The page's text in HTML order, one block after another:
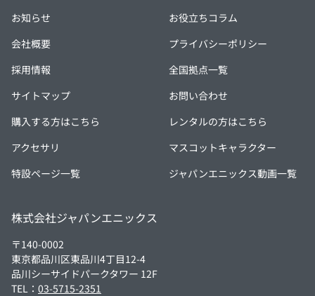
お知らせ
お役立ちコラム
会社概要
プライバシーポリシー
採用情報
全国拠点一覧
サイトマップ
お問い合わせ
購入する方はこちら
レンタルの方はこちら
アクセサリ
マスコットキャラクター
特設ページ一覧
ジャパンエニックス動画一覧
株式会社ジャパンエニックス
〒140-0002
東京都品川区東品川4丁目12-4
品川シーサイドパークタワー 12F
TEL： 03-5715-2351